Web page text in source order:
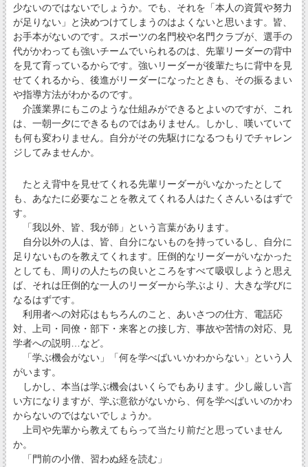
少ないのではないでしょうか。でも、それを「本人の資質や努力
が足りない」と決めつけてしまうのはよくないと思います。皆、
お手本がないのです。スポーツの名門校や名門クラブが、選手の
代がかわっても強いチームでいられるのは、先輩リーダーの背中
を見て育っているからです。強いリーダーが後輩たちに背中を見
せてくれるから、後進がリーダーになったときも、その振るまい
や指導方法がわかるのです。
介護業界にもこのような仕組みができるとよいのですが、これ
は、一朝一夕にできるものではありません。しかし、嘆いていて
も何も変わりません。自分がその先駆けになるつもりでチャレン
ジしてみませんか。
たとえ背中を見せてくれる先輩リーダーがいなかったとして
も、あなたに必要なことを教えてくれる人はたくさんいるはずで
す。
「我以外、皆、我が師」という言葉があります。
自分以外の人は、皆、自分にないものを持っているし、自分に
足りないものを教えてくれます。圧倒的なリーダーがいなかった
としても、周りの人たちの良いところをすべて吸収しようと思え
ば、それは圧倒的な一人のリーダーから学ぶより、大きな学びに
なるはずです。
利用者への対応はもちろんのこと、あいさつの仕方、電話応
対、上司・同僚・部下・来客との接し方、事故や苦情の対応、見
学者への説明…など。
「学ぶ機会がない」「何を学べばいいかわからない」という人
がいます。
しかし、本当は学ぶ機会はいくらでもあります。少し厳しい言
い方になりますが、学ぶ意欲がないから、何を学べばいいのかわ
からないのではないでしょうか。
上司や先輩から教えてもらって当たり前だと思っていません
か。
「門前の小僧、習わぬ経を読む」